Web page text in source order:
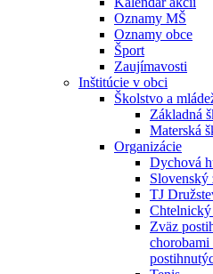
Oznamy MŠ
Oznamy obce
Šport
Zaujímavosti
Inštitúcie v obci
Školstvo a
Základná
Materská
Organizácie
Dychová
Slovenský
TJ
Zväz
chorobami